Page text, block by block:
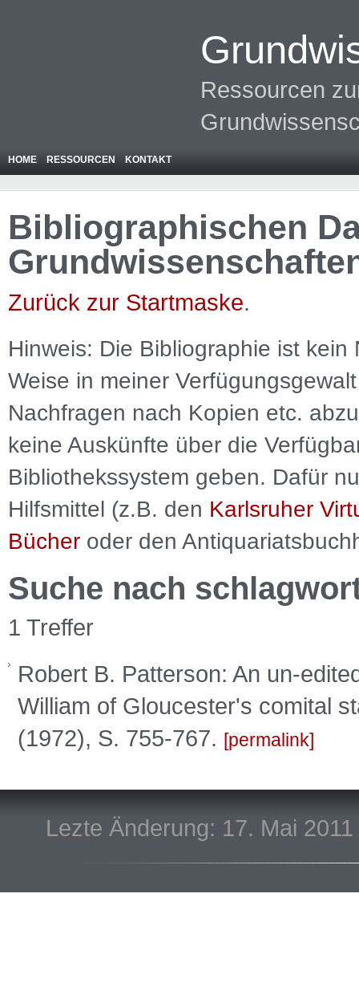
Ressourcen
HOME RESSOURCEN KONTAKT
Bibliographischen
Zurück zur Startmaske.
Hinweis: Die Bibliographie ist kein
Weise in meiner
Nachfragen nach Kopien etc.
keine Auskünfte über die
Bibliothekssystem geben. Dafür
Hilfsmittel (z.B. den Karlsruher
Bücher oder den
Suche nach
1 Treffer
Robert B. Patterson: An un-
William of Gloucester's comital
(1972), S. 755-767.
permalink
Lezte Änderung: 17. Mai